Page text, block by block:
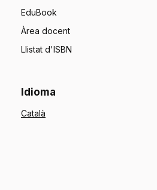
EduBook
Àrea docent
Llistat d'ISBN
Idioma